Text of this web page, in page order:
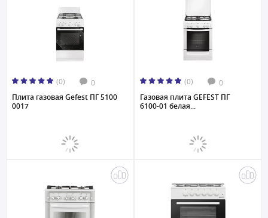
(0) 0
Плита газовая Gefest ПГ 5100
0017
(0) 0
Газовая плита GEFEST ПГ
6100-01 белая...